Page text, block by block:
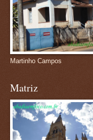
Martinho Campos
Matriz